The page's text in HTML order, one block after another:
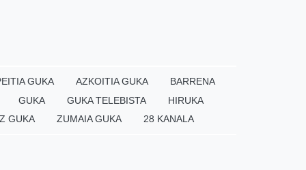
GUKA AZKOITIA GUKA
BARRENA
GUKA
GUKA TELEBISTA
HIRUKA
GUKA
ZUMAIA GUKA 28 KANALA